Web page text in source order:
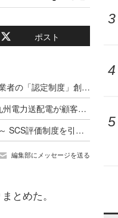
ポスト
経産省、安全なセキュリティ業者の「認定制度」創設へ 2027年度運用開始を目指す
経済産業省から報告徴収 ～ 九州電力送配電が顧客情報を保存した外部記憶媒体が所在不明に
「制度の趣旨目的と異なる」～ SCS評価制度を引き合いにしたセキュリティ製品の営業活動に経産省が注意喚起
編集部にメッセージを送る
とめた。